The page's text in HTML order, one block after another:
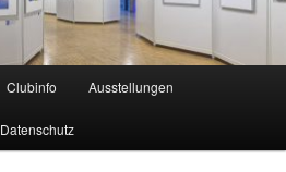
Clubinfo Ausstellungen
Datenschutz